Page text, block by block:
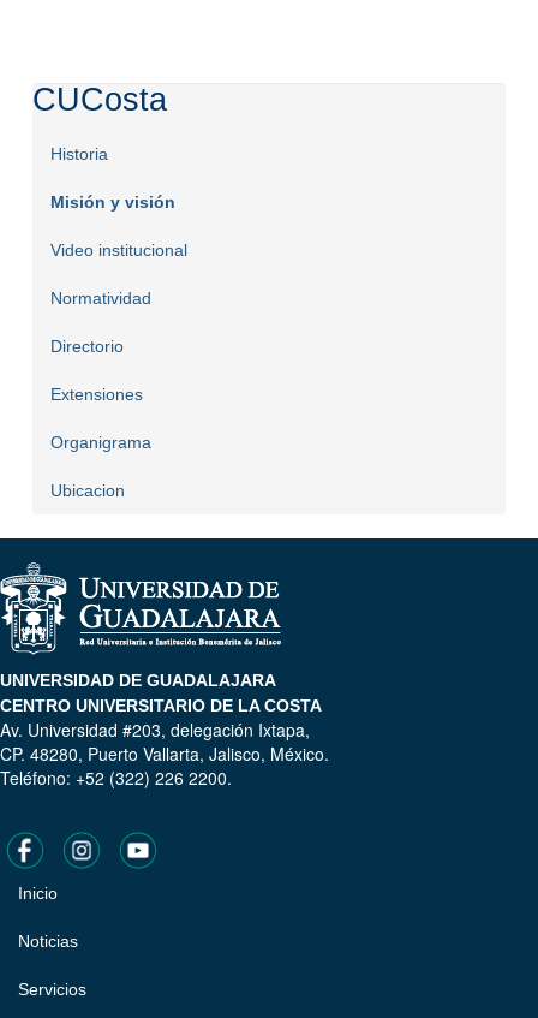
CUCosta
Historia
Misión y visión
Video institucional
Normatividad
Directorio
Extensiones
Organigrama
Ubicacion
UNIVERSIDAD DE GUADALAJARA
CENTRO UNIVERSITARIO DE LA COSTA
Av. Universidad #203, delegación Ixtapa,
CP. 48280, Puerto Vallarta, Jalisco, México.
Teléfono: +52 (322) 226 2200.
Pie
de
página
Inicio
Noticias
Servicios